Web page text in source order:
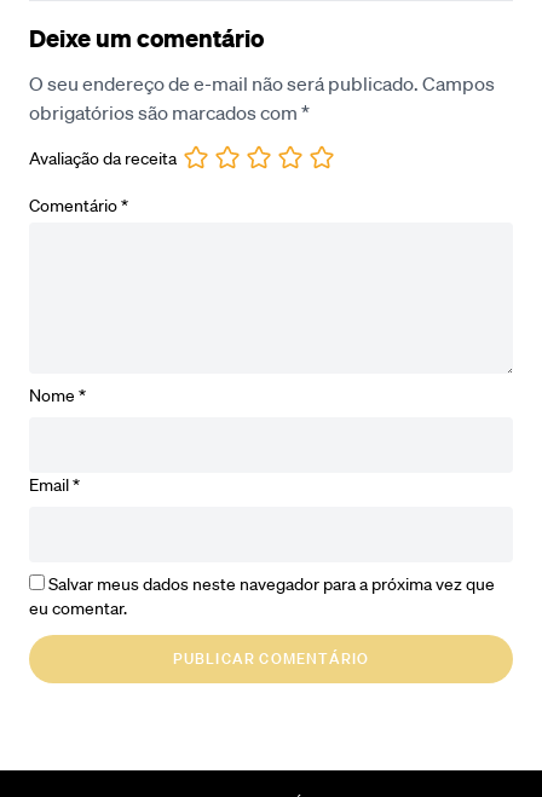
Deixe um comentário
O seu endereço de e-mail não será publicado. Campos
obrigatórios são marcados com *
Avaliação da receita
Comentário*
Nome *
Email*
Salvar meus dados neste navegador para a próxima vez que
eu comentar.